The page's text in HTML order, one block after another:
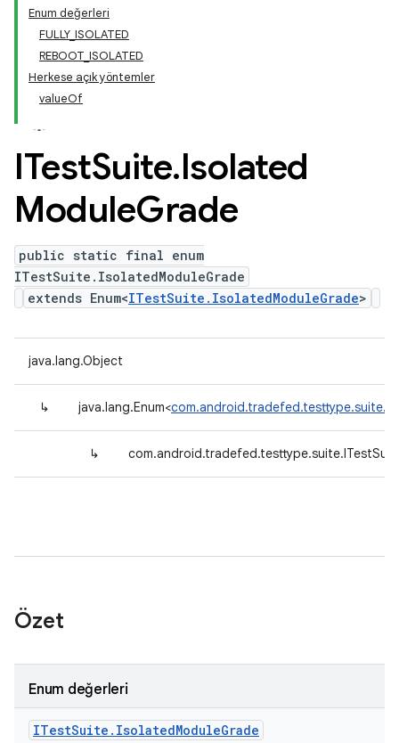
Enum değerleri
FULLY_ISOLATED
REBOOT_ISOLATED
Herkese açık yöntemler
valueOf
ITestSuite.Isolated
ModuleGrade
public static final enum
ITestSuite.IsolatedModuleGrade
extends Enum<ITestSuite.IsolatedModuleGrade>
java.lang.Object
↳ java.lang.Enum<
↳
Özet
Enum değerleri
ITestSuite . IsolatedModuleGrade